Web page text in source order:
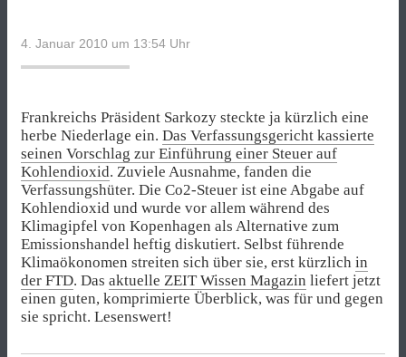
4. Januar 2010 um 13:54 Uhr
Frankreichs Präsident Sarkozy steckte ja kürzlich eine
herbe Niederlage ein. Das Verfassungsgericht kassierte
seinen Vorschlag zur Einführung einer Steuer auf
Kohlendioxid. Zuviele Ausnahme, fanden die
Verfassungshüter. Die Co2-Steuer ist eine Abgabe auf
Kohlendioxid und wurde vor allem während des
Klimagipfel von Kopenhagen als Alternative zum
Emissionshandel heftig diskutiert. Selbst führende
Klimaökonomen streiten sich über sie, erst kürzlich in
der FTD. Das aktuelle ZEIT Wissen Magazin liefert jetzt
einen guten, komprimierte Überblick, was für und gegen
sie spricht. Lesenswert!